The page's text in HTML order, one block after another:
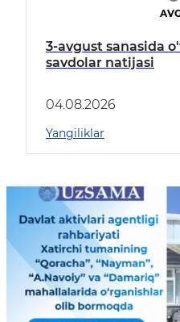
3-avgust sanasida
savdolar natijasi
04.08.2026
Yangiliklar